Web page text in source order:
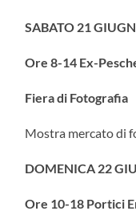
SABATO 21
Ore 8-14 Ex-
Fiera di Fotografia
Mostra mercato di
DOMENICA 22
Ore 10-18 Portici